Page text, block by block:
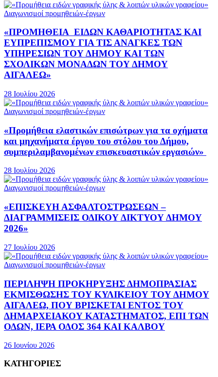
Διαγωνισμοί προμηθειών-έργων
«ΠΡΟΜΗΘΕΙΑ ΕΙΔΩΝ ΚΑΘΑΡΙΟΤΗΤΑΣ ΚΑΙ
ΕΥΠΡΕΠΙΣΜΟΥ ΓΙΑ ΤΙΣ ΑΝΑΓΚΕΣ ΤΩΝ
ΥΠΗΡΕΣΙΩΝ ΤΟΥ ΔΗΜΟΥ ΚΑΙ ΤΩΝ
ΣΧΟΛΙΚΩΝ ΜΟΝΑΔΩΝ ΤΟΥ ΔΗΜΟΥ
ΑΙΓΑΛΕΩ»
28 Ιουλίου 2026
Διαγωνισμοί προμηθειών-έργων
«Προμήθεια ελαστικών επισώτρων για τα οχήματα
και μηχανήματα έργου του στόλου του Δήμου,
συμπεριλαμβανομένων επισκευαστικών εργασιών»
28 Ιουλίου 2026
Διαγωνισμοί προμηθειών-έργων
«ΕΠΙΣΚΕΥΗ ΑΣΦΑΛΤΟΣΤΡΩΣΕΩΝ –
ΔΙΑΓΡΑΜΜΙΣΕΙΣ ΟΔΙΚΟΥ ΔΙΚΤΥΟΥ ΔΗΜΟΥ
2026»
27 Ιουλίου 2026
Διαγωνισμοί προμηθειών-έργων
ΠΕΡΙΛΗΨΗ ΠΡΟΚΗΡΥΞΗΣ ΔΗΜΟΠΡΑΣΙΑΣ
ΕΚΜΙΣΘΩΣΗΣ ΤΟΥ ΚΥΛΙΚΕΙΟΥ ΤΟΥ ΔΗΜΟΥ
ΑΙΓΑΛΕΩ, ΠΟΥ ΒΡΙΣΚΕΤΑΙ ΕΝΤΟΣ ΤΟΥ
ΔΗΜΑΡΧEΙΑΚΟΥ ΚΑΤΑΣΤΗΜΑΤΟΣ, ΕΠΙ ΤΩΝ
ΟΔΩΝ, ΙΕΡΑ ΟΔΟΣ 364 ΚΑΙ ΚΑΛΒΟΥ
26 Ιουνίου 2026
ΚΑΤΗΓΟΡΙΕΣ